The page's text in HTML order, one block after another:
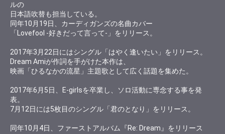
ルの
日本語吹替も担当している。
同年10月19日、カーディガンズの名曲カバー
「Lovefool -好きだって言って-」をリリース。
2017年3月22日にはシングル「はやく逢いたい」をリリース。
Dream Amiが作詞を手がけた本作は、
映画「ひるなかの流星」主題歌として広く話題を集めた。
2017年6月5日、E-girlsを卒業し、ソロ活動に専念する事を発
表。
7月12日には5枚目のシングル「君のとなり」をリリース。
同年10月4日、ファーストアルバム『Re: Dream』をリリース